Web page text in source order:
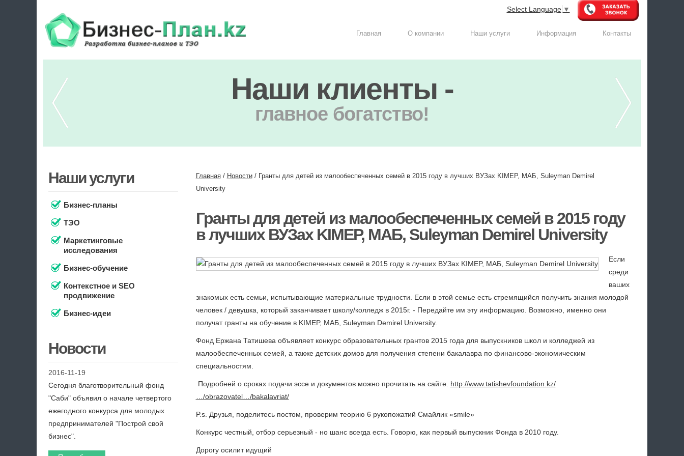
Главная О компании Наши услуги Информация Контакты
Select Language ▼
Наши клиенты -
главное богатство!
Наши услуги
Бизнес-планы
ТЭО
Маркетинговые
исследования
Бизнес-обучение
Контекстное и SEO
продвижение
Бизнес-идеи
Новости
2016-11-19
Сегодня благотворительный фонд
"Саби" объявил о начале четвертого
ежегодного конкурса для молодых
предпринимателей "Построй свой
бизнес".
Главная/ Новости/ Гранты для детей из малообеспеченных семей в 2015 году в лучших ВУЗах KIMEP, МАБ, Suleyman Demirel
University
Гранты для детей из малообеспеченных семей в 2015 году
в лучших ВУЗах KIMEP, МАБ, Suleyman Demirel University
Если
среди
ваших
знакомых есть семьи, испытывающие материальные трудности. Если в этой семье есть стремящийся получить знания молодой
человек / девушка, который заканчивает школу/колледж в 2015г. - Передайте им эту информацию. Возможно, именно они
получат гранты на обучение в KIMEP, МАБ, Suleyman Demirel University.
Фонд Ержана Татишева объявляет конкурс образовательных грантов 2015 года для выпускников школ и колледжей из
малообеспеченных семей, а также детских домов для получения степени бакалавра по финансово-экономическим
специальностям.
Подробней о сроках подачи эссе и документов можно прочитать на сайте. http://www.tatishevfoundation.kz/
…/obrazovatel…/bakalavriat/
P.s. Друзья, поделитесь постом, проверим теорию 6 рукопожатий Смайлик «smile»
Конкурс честный, отбор серьезный - но шанс всегда есть. Говорю, как первый выпускник Фонда в 2010 году.
Дорогу осилит идущий